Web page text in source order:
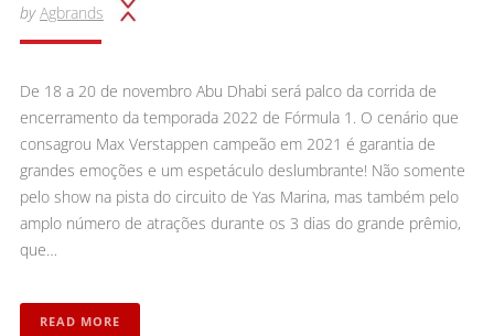
by Agbrands
De 18 a 20 de novembro Abu Dhabi será palco da corrida de
encerramento da temporada 2022 de Fórmula 1. O cenário que
consagrou Max Verstappen campeão em 2021 é garantia de
grandes emoções e um espetáculo deslumbrante! Não somente
pelo show na pista do circuito de Yas Marina, mas também pelo
amplo número de atrações durante os 3 dias do grande prêmio,
que…
READ MORE